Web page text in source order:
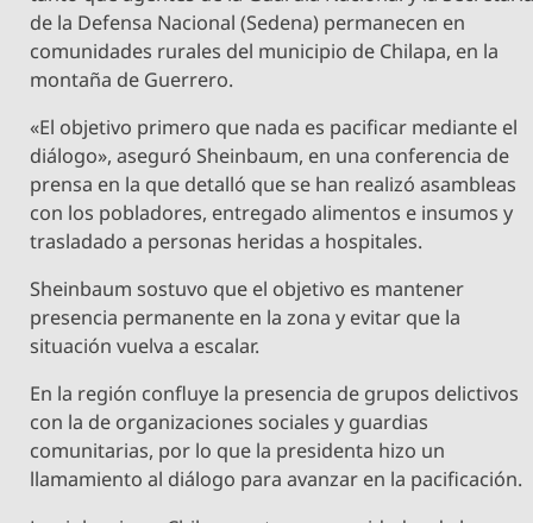
de la Defensa Nacional (Sedena) permanecen en
comunidades rurales del municipio de Chilapa, en la
montaña de Guerrero.
«El objetivo primero que nada es pacificar mediante el
diálogo», aseguró Sheinbaum, en una conferencia de
prensa en la que detalló que se han realizó asambleas
con los pobladores, entregado alimentos e insumos y
trasladado a personas heridas a hospitales.
Sheinbaum sostuvo que el objetivo es mantener
presencia permanente en la zona y evitar que la
situación vuelva a escalar.
En la región confluye la presencia de grupos delictivos
con la de organizaciones sociales y guardias
comunitarias, por lo que la presidenta hizo un
llamamiento al diálogo para avanzar en la pacificación.